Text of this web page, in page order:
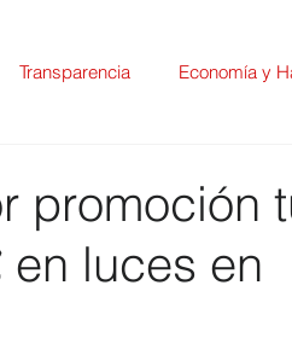
Transparencia Economía y
Patrimonio POLÍTICA
promoción
luces en